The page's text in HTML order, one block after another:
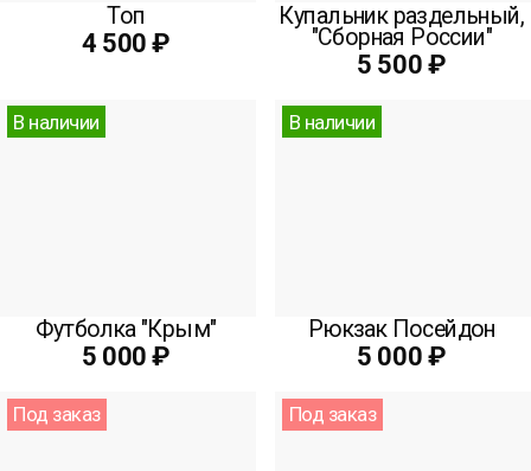
Топ
4 500 ₽
Купальник раздельный,
"Сборная России"
5 500 ₽
В наличии
Футболка "Крым"
5 000 ₽
В наличии
Рюкзак Посейдон
5 000 ₽
Под заказ Под заказ